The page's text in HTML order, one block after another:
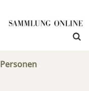
Personen